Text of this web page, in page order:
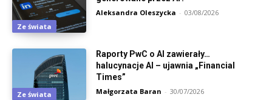
Ze świata
Aleksandra Oleszycka - 03/08/2026
Ze świata
Raporty PwC o AI zawierały…
halucynacje AI – ujawnia „Financial
Times”
Małgorzata Baran - 30/07/2026